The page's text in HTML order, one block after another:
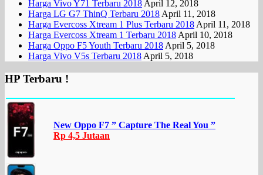
Harga Vivo Y71 Terbaru 2018 April 12, 2018
Harga LG G7 ThinQ Terbaru 2018 April 11, 2018
Harga Evercoss Xtream 1 Plus Terbaru 2018 April 11, 2018
Harga Evercoss Xtream 1 Terbaru 2018 April 10, 2018
Harga Oppo F5 Youth Terbaru 2018 April 5, 2018
Harga Vivo V5s Terbaru 2018 April 5, 2018
HP Terbaru !
New Oppo F7 ” Capture The Real You ”
Rp 4,5 Jutaan